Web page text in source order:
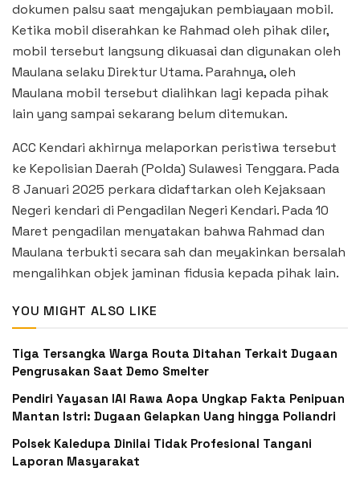
dokumen palsu saat mengajukan pembiayaan mobil.
Ketika mobil diserahkan ke Rahmad oleh pihak diler,
mobil tersebut langsung dikuasai dan digunakan oleh
Maulana selaku Direktur Utama. Parahnya, oleh
Maulana mobil tersebut dialihkan lagi kepada pihak
lain yang sampai sekarang belum ditemukan.
ACC Kendari akhirnya melaporkan peristiwa tersebut
ke Kepolisian Daerah (Polda) Sulawesi Tenggara. Pada
8 Januari 2025 perkara didaftarkan oleh Kejaksaan
Negeri kendari di Pengadilan Negeri Kendari. Pada 10
Maret pengadilan menyatakan bahwa Rahmad dan
Maulana terbukti secara sah dan meyakinkan bersalah
mengalihkan objek jaminan fidusia kepada pihak lain.
YOU MIGHT ALSO LIKE
Tiga Tersangka Warga Routa Ditahan Terkait Dugaan
Pengrusakan Saat Demo Smelter
Pendiri Yayasan IAI Rawa Aopa Ungkap Fakta Penipuan
Mantan Istri: Dugaan Gelapkan Uang hingga Poliandri
Polsek Kaledupa Dinilai Tidak Profesional Tangani
Laporan Masyarakat